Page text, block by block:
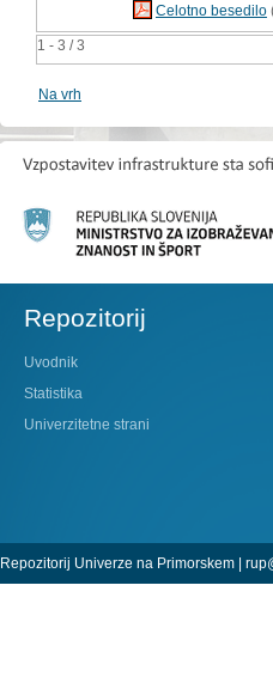
1 - 3 / 3
Celotno besedilo
Na vrh
Repozitorij
Uvodnik
Statistika
Univerzitetne strani
Repozitorij Univerze na Primorskem |